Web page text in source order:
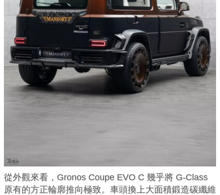
從外觀來看，Gronos Coupe EVO C 幾乎將 G-Class
原有的方正輪廓推向極致。車頭換上大面積鍛造碳纖維